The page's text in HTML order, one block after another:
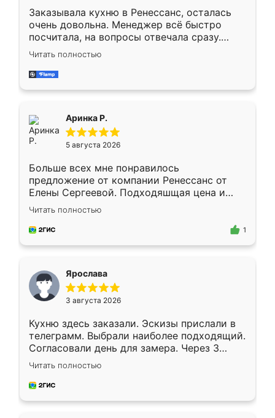
Заказывала кухню в Ренессанс, осталась
очень довольна. Менеджер всё быстро
посчитала, на вопросы отвечала сразу.
Замерщик приехал в субботу, подошёл к
делу со всей ответственностью. Собрали
за день, ребята работали аккуратно, даже
Читать полностью
Аринка Р.
5 августа 2026
Больше всех мне понравилось
предложение от компании Ренессанс от
Елены Сергеевой. Подходяшщая цена и
короткие сроки изготовления. Приехавший
для замера сотрудник Владислав
предложил по моему эскизу самый
Читать полностью
1
Ярослава
3 августа 2026
Кухню здесь заказали. Эскизы прислали в
телеграмм. Выбрали наиболее подходящий.
Согласовали день для замера. Через 3
недели кухня была уже готова. Остались
довольны работой. Спасибо Ренессанс
мебель за качественную работу!
Читать полностью